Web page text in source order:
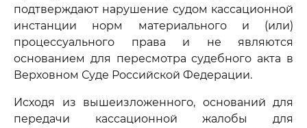
подтверждают нарушение судом кассационной
инстанции норм материального и (или)
процессуального права и не являются
основанием для пересмотра судебного акта в
Верховном Суде Российской Федерации.
Исходя из вышеизложенного, оснований для
передачи кассационной жалобы для